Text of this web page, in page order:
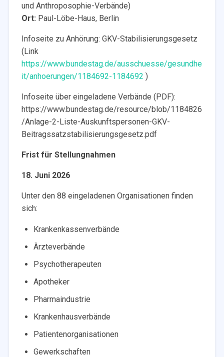
und Anthroposophie-Verbände)
Ort: Paul-Löbe-Haus, Berlin
Infoseite zu Anhörung: GKV-Stabilisierungsgesetz
(Link
https://www.bundestag.de/ausschuesse/gesundhe
it/anhoerungen/1184692-1184692 )
Infoseite über eingeladene Verbände (PDF):
https://www.bundestag.de/resource/blob/1184826
/Anlage-2-Liste-Auskunftspersonen-GKV-
Beitragssatzstabilisierungsgesetz.pdf
Frist für Stellungnahmen
18. Juni 2026
Unter den 88 eingeladenen Organisationen finden
sich:
Krankenkassenverbände
Ärzteverbände
Psychotherapeuten
Apotheker
Pharmaindustrie
Krankenhausverbände
Patientenorganisationen
Gewerkschaften